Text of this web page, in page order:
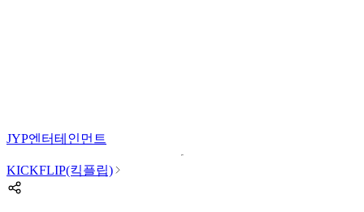
JYP엔터테인먼트
KICKFLIP(킥플립)